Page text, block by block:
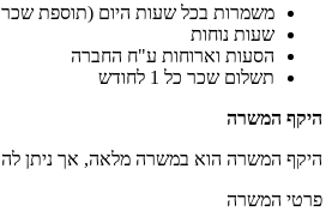
משמרות בכל שעות היום (תוספת שכר
שעות נוחות
הסעות וארוחות ע"ח החברה
תשלום שכר כל 1 לחודש
היקף המשרה
היקף המשרה הוא במשרה מלאה, אך ניתן
פרטי המשרה